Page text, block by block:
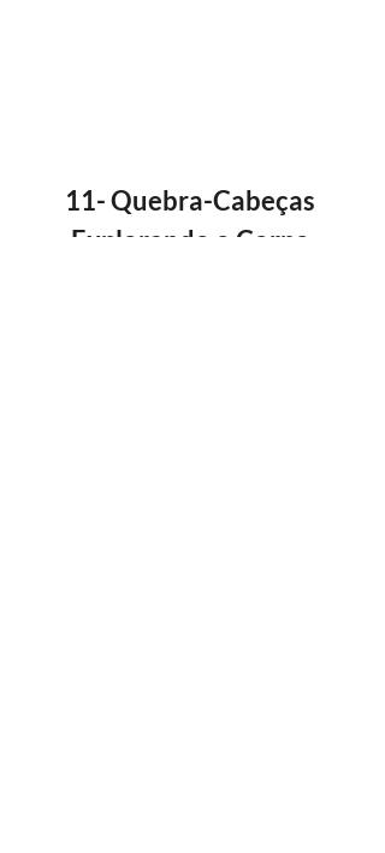
11- Quebra-Cabeças
Explorando o Corpo